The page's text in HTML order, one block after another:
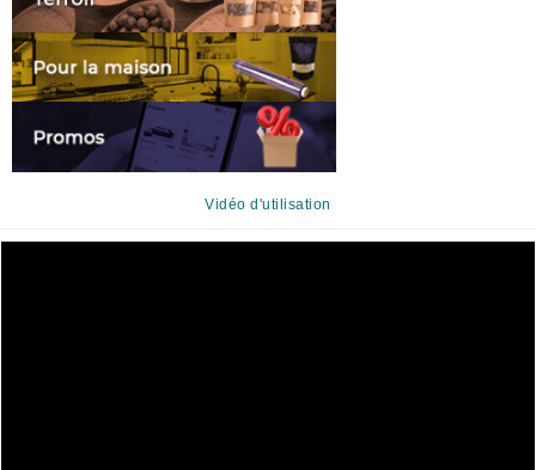
Vidéo d'utilisation